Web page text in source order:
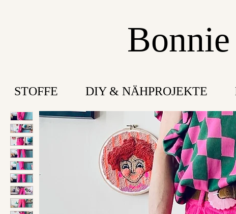
STOFFE DIY & NÄHPROJEKTE